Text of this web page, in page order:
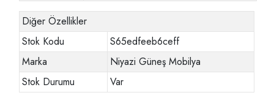
Diğer Özellikler
Stok Kodu
S65edfeeb6ceff
Marka
Niyazi Güneş Mobilya
Stok Durumu
Var